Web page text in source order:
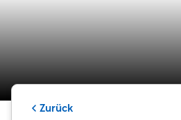
Zurück